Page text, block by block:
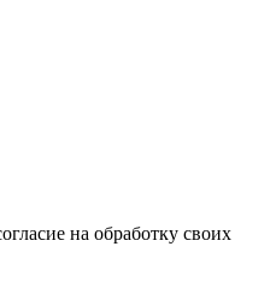
на обработку своих